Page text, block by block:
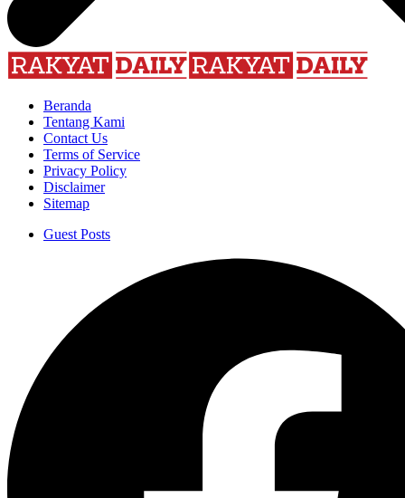
Beranda
Tentang Kami
Contact Us
Terms of Service
Privacy Policy
Disclaimer
Sitemap
Guest Posts